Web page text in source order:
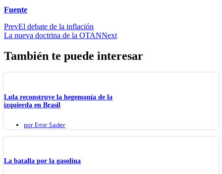
Fuente
PrevEl debate de la inflación
La nueva doctrina de la OTANNext
También te puede interesar
Lula reconstruye la hegemonía de la
izquierda en Brasil
por Emir Sader
La batalla por la gasolina